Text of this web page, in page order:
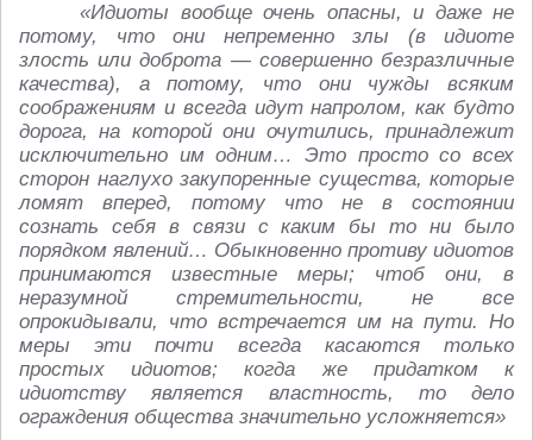
«Идиоты вообще очень опасны, и даже не
потому, что они непременно злы (в идиоте
злость или доброта — совершенно безразличные
качества), а потому, что они чужды всяким
соображениям и всегда идут напролом, как будто
дорога, на которой они очутились, принадлежит
исключительно им одним… Это просто со всех
сторон наглухо закупоренные существа, которые
ломят вперед, потому что не в состоянии
сознать себя в связи с каким бы то ни было
порядком явлений… Обыкновенно противу идиотов
принимаются известные меры; чтоб они, в
неразумной стремительности, не все
опрокидывали, что встречается им на пути. Но
меры эти почти всегда касаются только
простых идиотов; когда же придатком к
идиотству является властность, то дело
ограждения общества значительно усложняется»